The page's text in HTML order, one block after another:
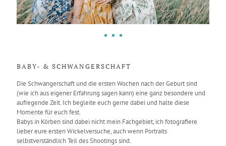
BABY- & SCHWANGERSCHAFT
Die Schwangerschaft und die ersten Wochen nach der Geburt sind
(wie ich aus eigener Erfahrung sagen kann) eine ganz besondere und
aufregende Zeit. Ich begleite euch gerne dabei und halte diese
Momente für euch fest.
Babys in Körben sind dabei nicht mein Fachgebiet, ich fotografiere
lieber eure ersten Wickelversuche, auch wenn Portraits
selbstverständlich Teil des Shootings sind.